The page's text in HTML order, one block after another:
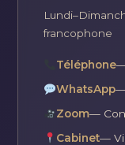
francophone
Téléphone—
WhatsApp—
Zoom—
Cabinet—